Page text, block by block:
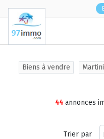
Biens à vendre
44 annonces
Trier par